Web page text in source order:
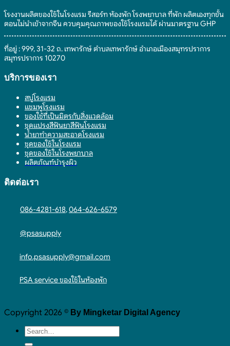
โรงงานผลิตของใช้ในโรงแรม รีสอร์ท ห้องพัก โรงพยาบาล ที่พัก ผลิตเองทุกขั้น
ตอนไม่นำเข้าจากจีน ควบคุมคุณภาพของใช้โรงแรมได้ ผ่านมาตรฐาน GHP
ที่อยู่ : 999, 31-32 ถ. เทพารักษ์ ตำบลเทพารักษ์ อำเภอเมืองสมุทรปราการ
สมุทรปราการ 10270
บริการของเรา
สบู่โรงแรม
แชมพูโรงแรม
ของใช้ที่เป็นมิตรกับสิ่งแวดล้อม
ชุดแปรงสีฟันยาสีฟันโรงแรม
น้ำยาทำความสะอาดโรงแรม
ชุดของใช้ในโรงแรม
ชุดของใช้ในโรงพยาบาล
ผลิตภัณฑ์บำรุงผิว
ติดต่อเรา
086-4281-618,064-626-6579
@psasupply
info.psasupply@gmail.com
PSA service ของใช้ในห้องพัก
Copyright 2026 © By Mingketar Digital Agency